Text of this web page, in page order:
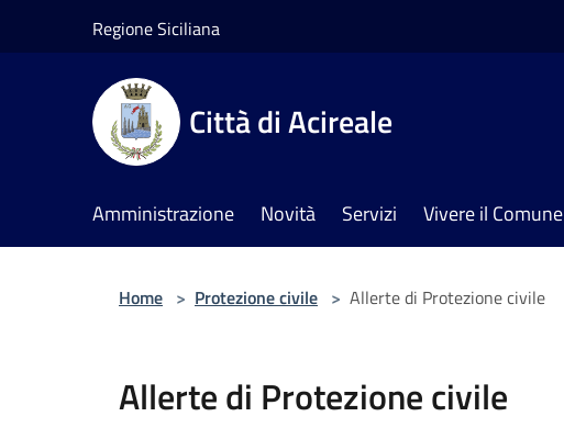
Regione Siciliana
Città di Acireale
Amministrazione Novità Servizi Vivere il Comune
Home > Protezione civile > Allerte di Protezione civile
Allerte di Protezione civile